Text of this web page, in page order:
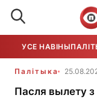
УСЕ НАВІНЫ
Палітыка
Пасля вылету